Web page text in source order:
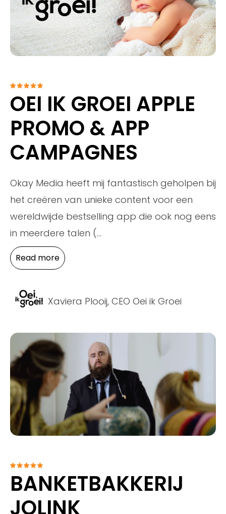
OEI IK GROEI APPLE
PROMO & APP
CAMPAGNES
Okay Media heeft mij fantastisch geholpen bij
het creëren van unieke content voor een
wereldwijde bestselling app die ook nog eens
in meerdere talen (...
Read more
Xaviera Plooij, CEO Oei ik Groei
BANKETBAKKERIJ
JOLINK